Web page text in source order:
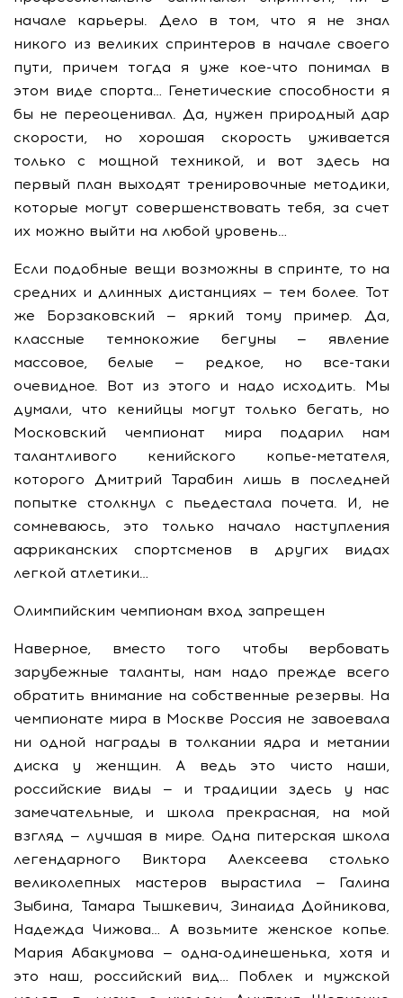
начале карьеры. Дело в том, что я не знал
никого из великих спринтеров в начале своего
пути, причем тогда я уже кое-что понимал в
этом виде спорта… Генетические способности я
бы не переоценивал. Да, нужен природный дар
скорости, но хорошая скорость уживается
только с мощной техникой, и вот здесь на
первый план выходят тренировочные методики,
которые могут совершенствовать тебя, за счет
их можно выйти на любой уровень…
Если подобные вещи возможны в спринте, то на
средних и длинных дистанциях — тем более. Тот
же Борзаковский — яркий тому пример. Да,
классные темнокожие бегуны — явление
массовое, белые — редкое, но все-таки
очевидное. Вот из этого и надо исходить. Мы
думали, что кенийцы могут только бегать, но
Московский чемпионат мира подарил нам
талантливого кенийского копье-метателя,
которого Дмитрий Тарабин лишь в последней
попытке столкнул с пьедестала почета. И, не
сомневаюсь, это только начало наступления
африканских спортсменов в других видах
легкой атлетики…
Олимпийским чемпионам вход запрещен
Наверное, вместо того чтобы вербовать
зарубежные таланты, нам надо прежде всего
обратить внимание на собственные резервы. На
чемпионате мира в Москве Россия не завоевала
ни одной награды в толкании ядра и метании
диска у женщин. А ведь это чисто наши,
российские виды — и традиции здесь у нас
замечательные, и школа прекрасная, на мой
взгляд — лучшая в мире. Одна питерская школа
легендарного Виктора Алексеева столько
великолепных мастеров вырастила — Галина
Зыбина, Тамара Тышкевич, Зинаида Дойникова,
Надежда Чижова… А возьмите женское копье.
Мария Абакумова — одна-одинешенька, хотя и
это наш, российский вид… Поблек и мужской